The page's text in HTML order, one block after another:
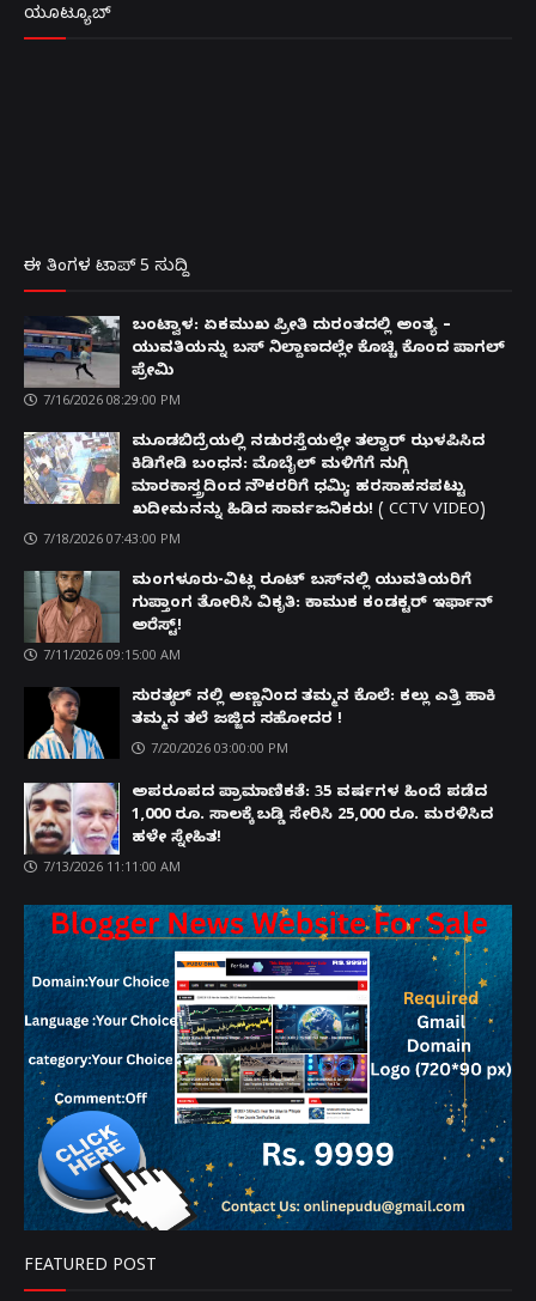
ಯೂಟ್ಯೂಬ್
ಈ ತಿಂಗಳ ಟಾಪ್ 5 ಸುದ್ದಿ
ಬಂಟ್ವಾಳ: ಏಕಮುಖ ಪ್ರೀತಿ ದುರಂತದಲ್ಲಿ ಅಂತ್ಯ –
ಯುವತಿಯನ್ನು ಬಸ್ ನಿಲ್ದಾಣದಲ್ಲೇ ಕೊಚ್ಚಿ ಕೊಂದ ಪಾಗಲ್
ಪ್ರೇಮಿ
7/16/2026 08:29:00 PM
ಮೂಡಬಿದ್ರೆಯಲ್ಲಿ ನಡುರಸ್ತೆಯಲ್ಲೇ ತಲ್ವಾರ್ ಝಳಪಿಸಿದ
ಕಿಡಿಗೇಡಿ ಬಂಧನ: ಮೊಬೈಲ್ ಮಳಿಗೆಗೆ ನುಗ್ಗಿ
ಮಾರಕಾಸ್ತ್ರದಿಂದ ನೌಕರರಿಗೆ ಧಮ್ಕಿ; ಹರಸಾಹಸಪಟ್ಟು
ಖದೀಮನನ್ನು ಹಿಡಿದ ಸಾರ್ವಜನಿಕರು! ( CCTV VIDEO)
7/18/2026 07:43:00 PM
ಮಂಗಳೂರು-ವಿಟ್ಲ ರೂಟ್ ಬಸ್‌ನಲ್ಲಿ ಯುವತಿಯರಿಗೆ
ಗುಪ್ತಾಂಗ ತೋರಿಸಿ ವಿಕೃತಿ: ಕಾಮುಕ ಕಂಡಕ್ಟರ್ ಇರ್ಫಾನ್
ಅರೆಸ್ಟ್!
7/11/2026 09:15:00 AM
ಸುರತ್ಕಲ್ ನಲ್ಲಿ ಅಣ್ಣನಿಂದ ತಮ್ಮನ ಕೊಲೆ: ಕಲ್ಲು ಎತ್ತಿ ಹಾಕಿ
ತಮ್ಮನ ತಲೆ ಜಜ್ಜಿದ ಸಹೋದರ !
7/20/2026 03:00:00 PM
ಅಪರೂಪದ ಪ್ರಾಮಾಣಿಕತೆ: 35 ವರ್ಷಗಳ ಹಿಂದೆ ಪಡೆದ
1,000 ರೂ. ಸಾಲಕ್ಕೆ ಬಡ್ಡಿ ಸೇರಿಸಿ 25,000 ರೂ. ಮರಳಿಸಿದ
ಹಳೇ ಸ್ನೇಹಿತ!
7/13/2026 11:11:00 AM
FEATURED POST